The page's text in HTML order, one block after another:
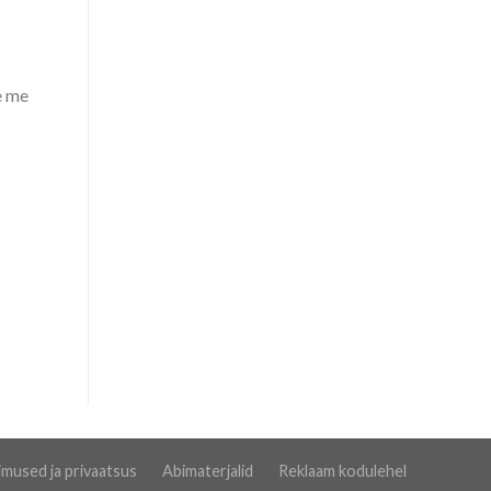
me
ja privaatsus Abimaterjalid Reklaam kodulehel